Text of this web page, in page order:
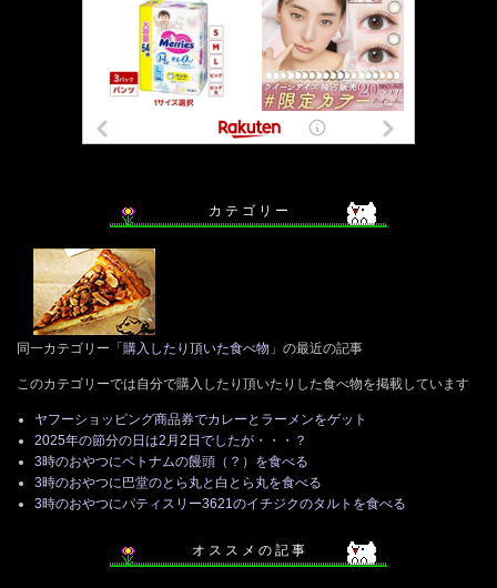
カ テ ゴ リ ー
同一カテゴリー「購入したり頂いた食べ物 」の最近の記事
このカテゴリーでは自分で購入したり頂いたりした食べ物を掲載しています
ヤフーショッピング商品券でカレーとラーメンをゲット
2025年の節分の日は2月2日でしたが・・・？
3時のおやつにベトナムの饅頭（？）を食べる
3時のおやつに巴堂のとら丸と白とら丸を食べる
3時のおやつにパティスリー3621のイチジクのタルトを食べる
オ ス ス メ の 記 事